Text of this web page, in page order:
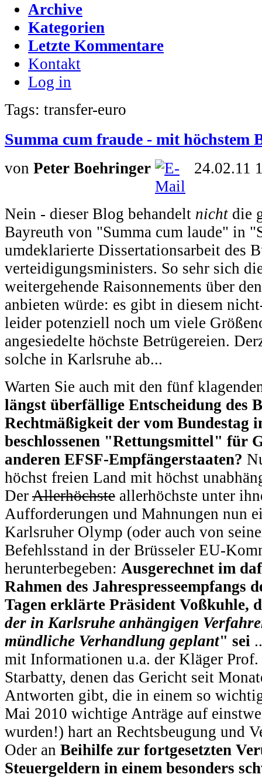
Archive
Kategorien
Letzte Kommentare
Kontakt
Log in
Tags: transfer-euro
Summa cum fraude - mit höchstem
von Peter Boehringer 24.02.11
Nein - dieser Blog behandelt nicht die
Bayreuth von "Summa cum laude" in
umdeklarierte Dissertationsarbeit des
verteidigungsministers. So sehr sich
weitergehende Raisonnements über
anbieten würde: es gibt in diesem
leider potenziell noch um viele
angesiedelte höchste Betrügereien.
solche in Karlsruhe ab...
Warten Sie auch mit den fünf
längst überfällige Entscheidung des
Rechtmäßigkeit der vom Bundestag
beschlossenen "Rettungsmittel" für
anderen EFSF-Empfängerstaaten?
höchst freien Land mit höchst
Der Allerhöchste allerhöchste unter
Aufforderungen und Mahnungen nun
Karlsruher Olymp (oder auch von
Befehlsstand in der Brüsseler EU-
herunterbegeben: Ausgerechnet im
Rahmen des Jahrespresseempfangs
Tagen erklärte Präsident Voßkuhle,
der in Karlsruhe anhängigen
mündliche Verhandlung geplant" sei
mit Informationen u.a. der Kläger
Starbatty, denen das Gericht seit
Antworten gibt, die in einem so
Mai 2010 wichtige Anträge auf
wurden!) hart an Rechtsbeugung und
Oder an Beihilfe zur fortgesetzten
Steuergeldern in einem besonders